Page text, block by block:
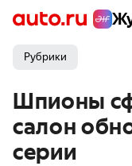
Рубрики
Шпионы
салон
серии